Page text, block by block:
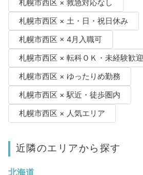
札幌市西区 × 救急対応なし
札幌市西区 × 土・日・祝日休み
札幌市西区 × 4月入職可
札幌市西区 × 転科ＯＫ・未経験歓迎
札幌市西区 × ゆったりめ勤務
札幌市西区 × 駅近・徒歩圏内
札幌市西区 × 人気エリア
近隣のエリアから探す
北海道